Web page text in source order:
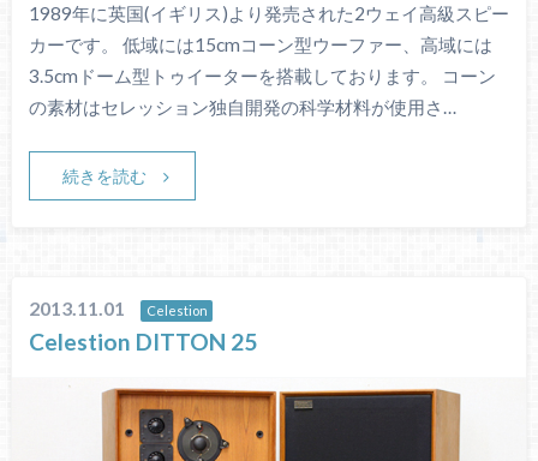
1989年に英国(イギリス)より発売された2ウェイ高級スピー
カーです。 低域には15cmコーン型ウーファー、高域には
3.5cmドーム型トゥイーターを搭載しております。 コーン
の素材はセレッション独自開発の科学材料が使用さ…
続きを読む
2013.11.01 Celestion
Celestion DITTON 25